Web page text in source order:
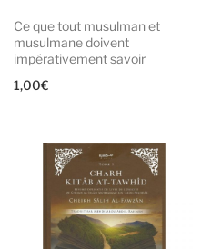
Ce que tout musulman et
musulmane doivent
impérativement savoir
1,00€